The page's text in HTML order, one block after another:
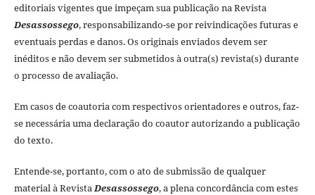
editoriais vigentes que impeçam sua publicação na Revista
Desassossego, responsabilizando-se por reivindicações futuras e
eventuais perdas e danos. Os originais enviados devem ser
inéditos e não devem ser submetidos à outra(s) revista(s) durante
o processo de avaliação.
Em casos de coautoria com respectivos orientadores e outros, faz-
se necessária uma declaração do coautor autorizando a publicação
do texto.
Entende-se, portanto, com o ato de submissão de qualquer
material à RevistaDesassossego, a plena concordância com estes